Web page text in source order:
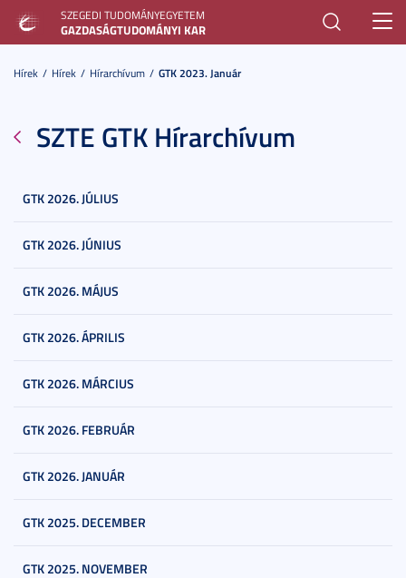
SZEGEDI TUDOMÁNYEGYETEM
GAZDASÁGTUDOMÁNYI KAR
Hírek Hírek Hírarchívum GTK 2023. Január
SZTE GTK Hírarchívum
GTK 2026. JÚLIUS
GTK 2026. JÚNIUS
GTK 2026. MÁJUS
GTK 2026. ÁPRILIS
GTK 2026. MÁRCIUS
GTK 2026. FEBRUÁR
GTK 2026. JANUÁR
GTK 2025. DECEMBER
GTK 2025. NOVEMBER